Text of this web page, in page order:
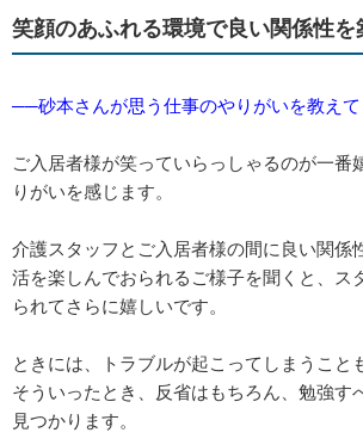
笑顔のあふれる環境で良い関係性を
──砂本さんが思う仕事のやりがいを教えて
ご入居者様が笑っていらっしゃるのが一番
りがいを感じます。
介護スタッフとご入居者様の間に良い関係
活を楽しんでおられるご様子を聞くと、ス
られてさらに嬉しいです。
ときには、トラブルが起こってしまうこと
そういったとき、反省はもちろん、勉強す
見つかります。